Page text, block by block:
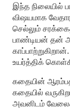
இந்த நிலையில்
விஷயமாக
செல்லும்
பாண்டியன் தன்
உயர்த்திக்
கதையின்
கதையில்
அவனிடம்